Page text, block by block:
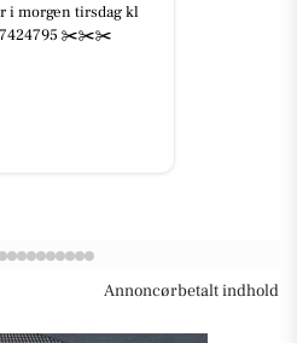
i morgen tirsdag kl
✂️✂️✂️
Annoncørbetalt indhold